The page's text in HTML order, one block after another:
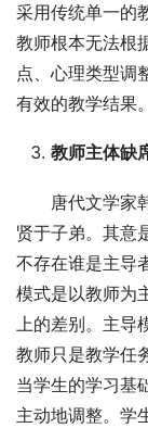
采用传统单一的
教师根本无法根
点、心理类型调
有效的教学结果。
教师主体缺
唐代文学家
贤于子弟。其意
不存在谁是主导
模式是以教师为
上的差别。主导
教师只是教学任
当学生的学习基
主动地调整。学